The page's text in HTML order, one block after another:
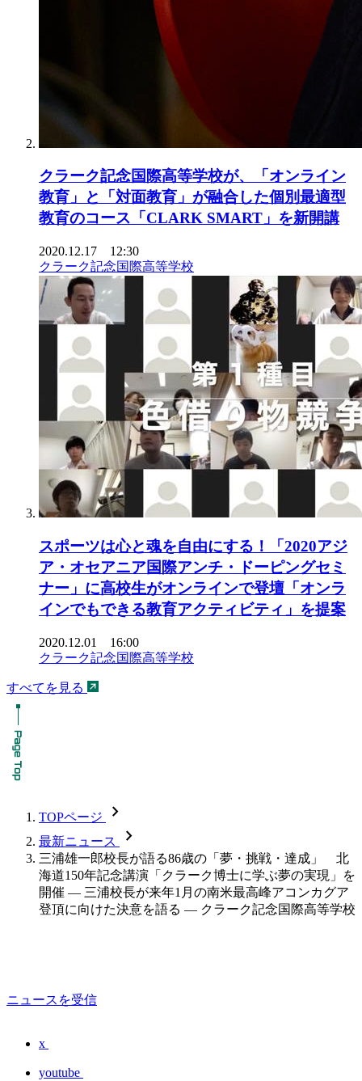
クラーク記念国際高等学校が、「オンライン
教育」と「対面教育」が融合した個別最適型
教育のコース「CLARK SMART」を新開講
2020.12.17 12:30
クラーク記念国際高等学校
スポーツは心と魂を自由にする！「2020アジ
ア・オセアニア国際アンチ・ドーピングセミ
ナー」に高校生がオンラインで登壇「オンラ
インでもできる教育アクティビティ」を提案
2020.12.01 16:00
クラーク記念国際高等学校
すべてを見る
TOPページ chevron_forward
最新ニュース chevron_forward
三浦雄一郎校長が語る86歳の「夢・挑戦・達成」 北
海道150年記念講演「クラーク博士に学ぶ夢の実現」を
開催 — 三浦校長が来年1月の南米最高峰アコンカグア
登頂に向けた決意を語る — クラーク記念国際高等学校
ニュースを受信
x
youtube